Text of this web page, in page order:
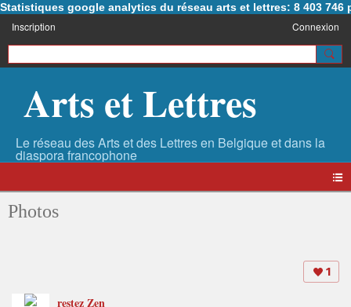
Statistiques google analytics du réseau arts et lettres: 8 403 746
Inscription Connexion
Arts et Lettres
Photos
1
restez Zen